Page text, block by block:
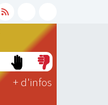
+ d'infos